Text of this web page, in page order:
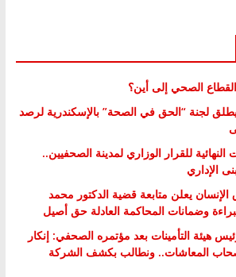
الصحي إلى أين؟
لجنة “الحق في الصحة” بالإسكندرية لرصد
للقرار الوزاري لمدينة الصحفيين..
الإداري
يعلن متابعة قضية الدكتور محمد
وضمانات المحاكمة العادلة حق أصيل
هيئة التأمينات بعد مؤتمره الصحفي: إنكار
أصحاب المعاشات.. ونطالب بكشف الشركة